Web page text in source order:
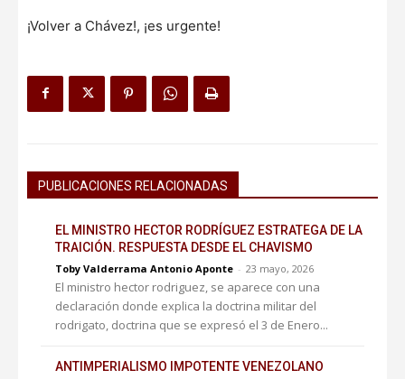
¡Volver a Chávez!, ¡es urgente!
PUBLICACIONES RELACIONADAS
EL MINISTRO HECTOR RODRÍGUEZ ESTRATEGA DE LA
TRAICIÓN. RESPUESTA DESDE EL CHAVISMO
Toby Valderrama Antonio Aponte - 23 mayo, 2026
El ministro hector rodriguez, se aparece con una
declaración donde explica la doctrina militar del
rodrigato, doctrina que se expresó el 3 de Enero...
ANTIMPERIALISMO IMPOTENTE VENEZOLANO